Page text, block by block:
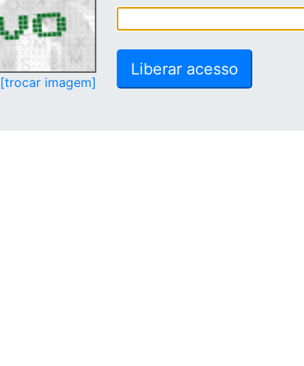
[trocar imagem]